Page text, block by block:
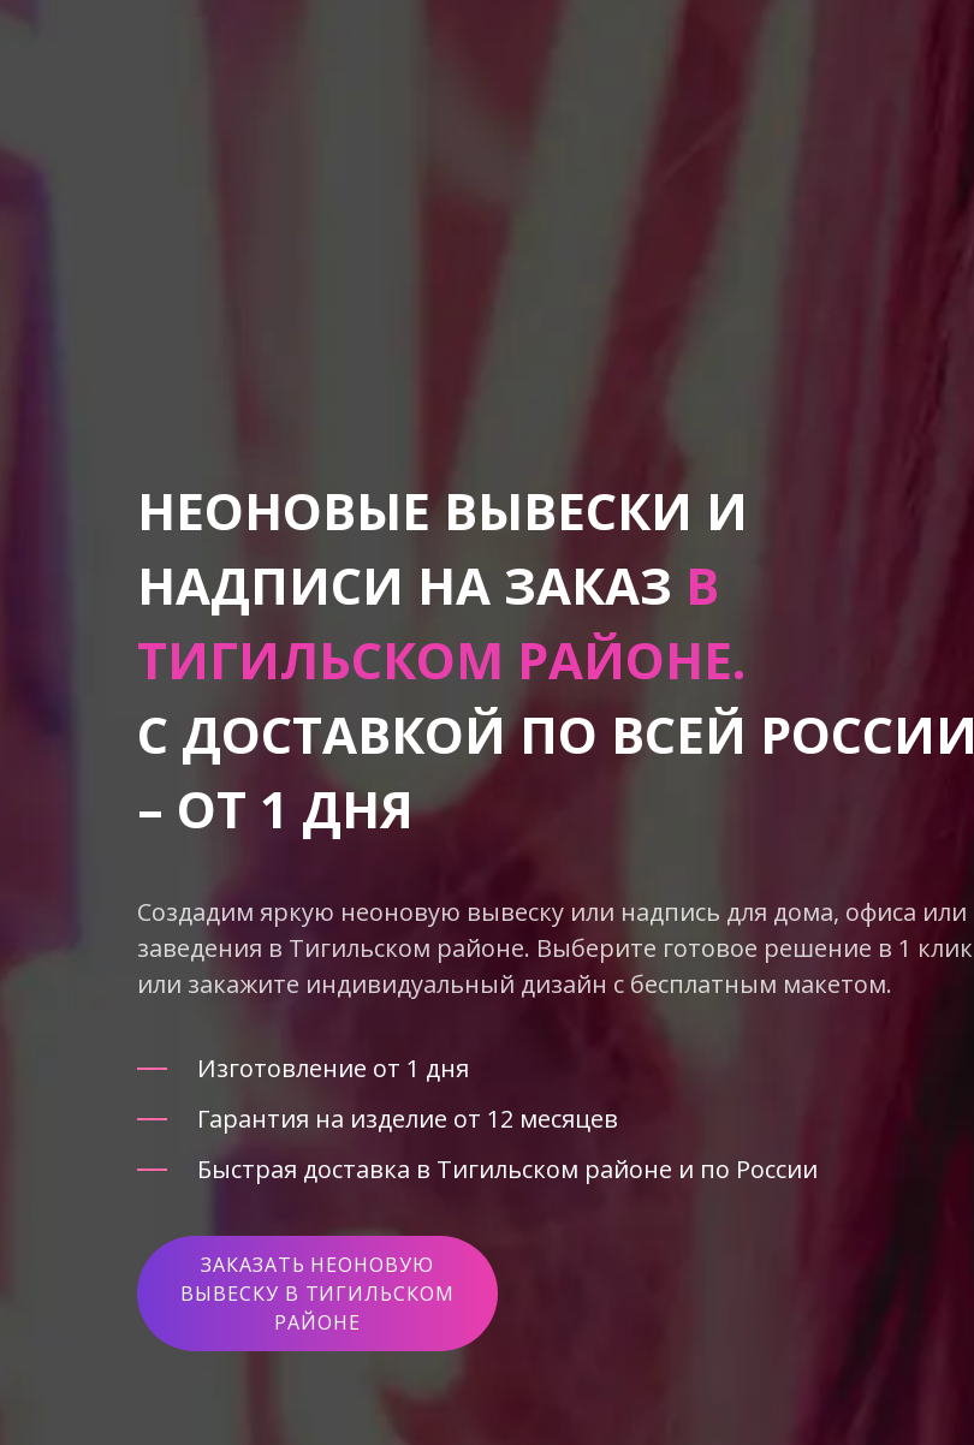
НЕОНОВЫЕ ВЫВЕСКИ И
НАДПИСИ НА ЗАКАЗ В
ТИГИЛЬСКОМ РАЙОНЕ.
С ДОСТАВКОЙ ПО ВСЕЙ РОССИИ
– ОТ 1 ДНЯ
Создадим яркую неоновую вывеску или надпись для дома, офиса или
заведения в Тигильском районе. Выберите готовое решение в 1 клик
или закажите индивидуальный дизайн с бесплатным макетом.
Изготовление от 1 дня
Гарантия на изделие от 12 месяцев
Быстрая доставка в Тигильском районе и по России
ЗАКАЗАТЬ НЕОНОВУЮ
ВЫВЕСКУ В ТИГИЛЬСКОМ
РАЙОНЕ